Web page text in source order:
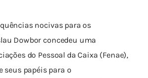
nocivas para os
Dowbor concedeu uma
do Pessoal da Caixa (Fenae),
papéis para o